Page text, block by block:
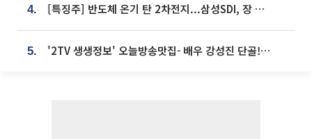
4. [특징주] 반도체 온기 탄 2차전지...삼성SDI, 장 초반 7% 넘게 껑충
5. '2TV 생생정보' 오늘방송맛집- 배우 강성진 단골! 쌀국수ㆍ푸팟퐁 커리 맛집 '블○○○'